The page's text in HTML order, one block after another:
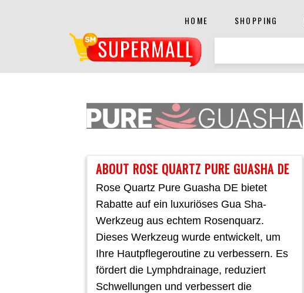
HOME SHOPPING
ABOUT ROSE QUARTZ PURE GUASHA DE
Rose Quartz Pure Guasha DE bietet
Rabatte auf ein luxuriöses Gua Sha-
Werkzeug aus echtem Rosenquarz.
Dieses Werkzeug wurde entwickelt, um
Ihre Hautpflegeroutine zu verbessern. Es
fördert die Lymphdrainage, reduziert
Schwellungen und verbessert die